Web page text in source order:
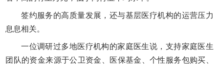
签约服务的高质量发展，还与基层医疗机构的运营压力
息息相关。
一位调研过多地医疗机构的家庭医生说，支持家庭医生
团队的资金来源于公卫资金、医保基金、个性服务包购买、